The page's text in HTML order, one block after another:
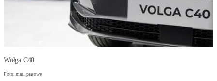
Wołga C40
Foto: mat. prasowe